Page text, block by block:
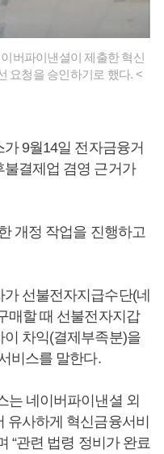
버파이낸셜이 제출한 혁신
요청을 승인하기로 했다. <
9월14일 전자금융거
결제업 겸영 근거가
개정 작업을 진행하고
선불전자지급수단(네
매할 때 선불전자지갑
차익(결제부족분)을
비스를 말한다.
는 네이버파이낸셜 외
사하게 혁신금융서비
“관련 법령 정비가 완료